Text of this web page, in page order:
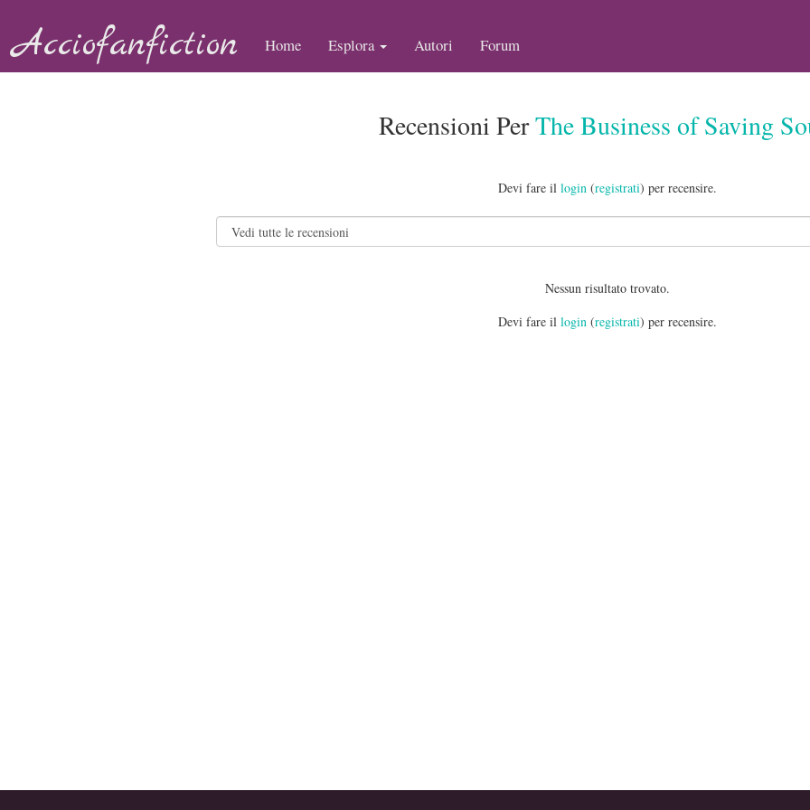
Acciofanfiction Home Esplora Autori Forum
Recensioni PerThe Business of Saving
Devi fare il login (registrati) per recensire.
Nessun risultato trovato.
Devi fare il login (registrati) per recensire.